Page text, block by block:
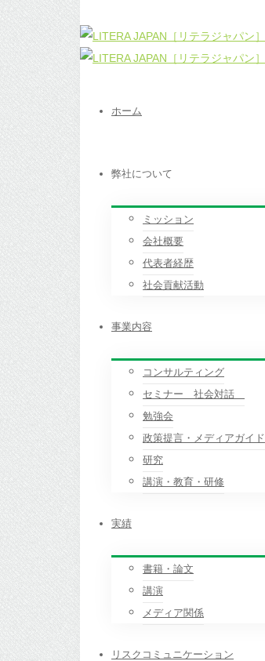
ホーム
弊社について
ミッション
会社概要
代表者経歴
社会貢献活動
事業内容
コンサルティング
セミナー 社会対話
勉強会
政策提言・メディアガイド
研究
講演・教育・研修
実績
書籍・論文
講演
メディア関係
リスクコミュニケーション